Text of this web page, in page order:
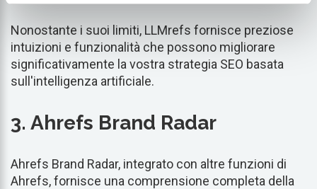
Nonostante i suoi limiti, LLMrefs fornisce preziose
intuizioni e funzionalità che possono migliorare
significativamente la vostra strategia SEO basata
sull'intelligenza artificiale.
3. Ahrefs Brand Radar
Ahrefs Brand Radar, integrato con altre funzioni di
Ahrefs, fornisce una comprensione completa della